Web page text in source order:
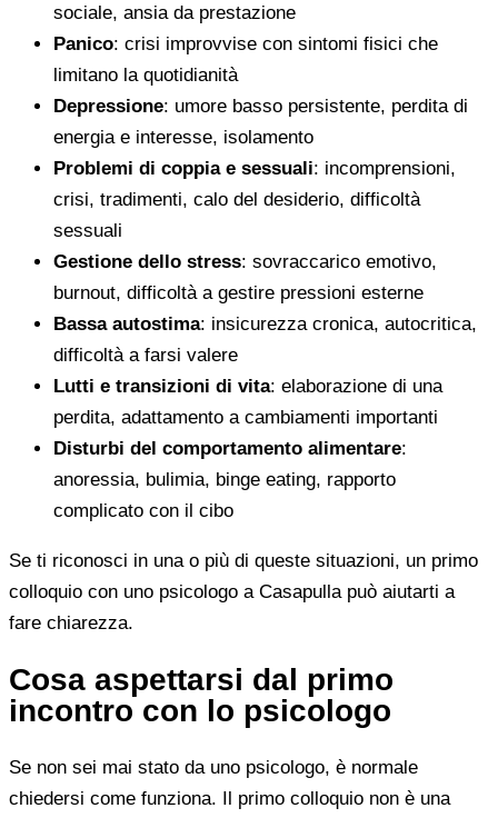
sociale, ansia da prestazione
Panico: crisi improvvise con sintomi fisici che
limitano la quotidianità
Depressione: umore basso persistente, perdita di
energia e interesse, isolamento
Problemi di coppia e sessuali: incomprensioni,
crisi, tradimenti, calo del desiderio, difficoltà
sessuali
Gestione dello stress: sovraccarico emotivo,
burnout, difficoltà a gestire pressioni esterne
Bassa autostima: insicurezza cronica, autocritica,
difficoltà a farsi valere
Lutti e transizioni di vita: elaborazione di una
perdita, adattamento a cambiamenti importanti
Disturbi del comportamento alimentare:
anoressia, bulimia, binge eating, rapporto
complicato con il cibo
Se ti riconosci in una o più di queste situazioni, un primo
colloquio con uno psicologo a Casapulla può aiutarti a
fare chiarezza.
Cosa aspettarsi dal primo
incontro con lo psicologo
Se non sei mai stato da uno psicologo, è normale
chiedersi come funziona. Il primo colloquio non è una